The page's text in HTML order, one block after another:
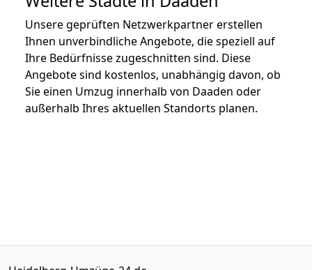
Unsere geprüften Netzwerkpartner erstellen
Ihnen unverbindliche Angebote, die speziell auf
Ihre Bedürfnisse zugeschnitten sind. Diese
Angebote sind kostenlos, unabhängig davon, ob
Sie einen Umzug innerhalb von Daaden oder
außerhalb Ihres aktuellen Standorts planen.